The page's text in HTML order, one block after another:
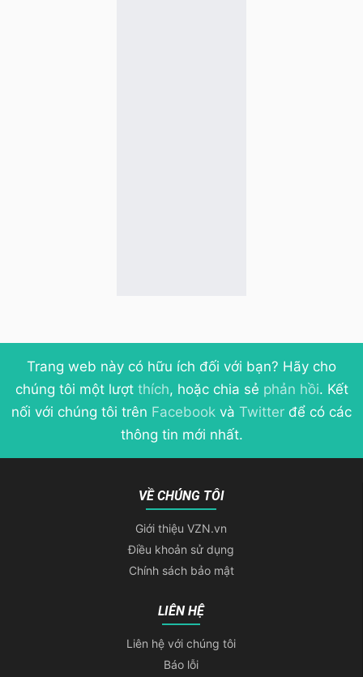
Trang web này có hữu ích đối với bạn? Hãy cho
chúng tôi một lượt thích, hoặc chia sẻ phản hồi. Kết
nối với chúng tôi trên Facebook và Twitter để có các
thông tin mới nhất.
VỀ CHÚNG TÔI
Giới thiệu VZN.vn
Điều khoản sử dụng
Chính sách bảo mật
LIÊN HỆ
Liên hệ với chúng tôi
Báo lỗi